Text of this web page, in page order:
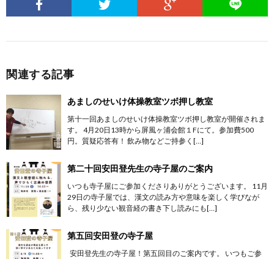
関連する記事
あましのせいけ体操教室ツボ押し教室
第十一回あましのせいけ体操教室ツボ押し教室が開催されま
す。 4月20日13時から屏風ヶ浦会館１Fにて。参加費500
円。質疑応答有！ 飲み物などご持参く[…]
第二十回安田登先生の寺子屋のご案内
いつも寺子屋にご参加くださりありがとうございます。 11月
29日の寺子屋では、漢文の読み方や意味を楽しく学びなが
ら、残り少ない観音経の書き下し読みにも[…]
第五回安田登の寺子屋
安田登先生の寺子屋！第五回目のご案内です。 いつもご参